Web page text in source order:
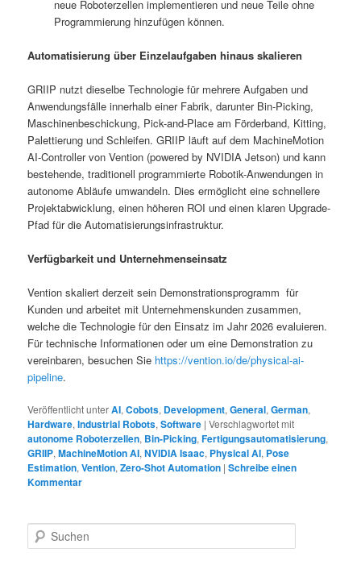
neue Roboterzellen implementieren und neue Teile ohne
Programmierung hinzufügen können.
Automatisierung über Einzelaufgaben hinaus skalieren
GRIIP nutzt dieselbe Technologie für mehrere Aufgaben und
Anwendungsfälle innerhalb einer Fabrik, darunter Bin-Picking,
Maschinenbeschickung, Pick-and-Place am Förderband, Kitting,
Palettierung und Schleifen. GRIIP läuft auf dem MachineMotion
AI-Controller von Vention (powered by NVIDIA Jetson) und kann
bestehende, traditionell programmierte Robotik-Anwendungen in
autonome Abläufe umwandeln. Dies ermöglicht eine schnellere
Projektabwicklung, einen höheren ROI und einen klaren Upgrade-
Pfad für die Automatisierungsinfrastruktur.
Verfügbarkeit und Unternehmenseinsatz
Vention skaliert derzeit sein Demonstrationsprogramm für
Kunden und arbeitet mit Unternehmenskunden zusammen,
welche die Technologie für den Einsatz im Jahr 2026 evaluieren.
Für technische Informationen oder um eine Demonstration zu
vereinbaren, besuchen Sie https://vention.io/de/physical-ai-
pipeline.
Veröffentlicht unterAI,Cobots, Development,General,German,
Hardware,Industrial Robots,Software |Verschlagwortet mit
autonome Roboterzellen, Bin-Picking,Fertigungsautomatisierung,
GRIIP,MachineMotion AI,NVIDIA Isaac, Physical AI, Pose
Estimation,Vention,Zero-Shot Automation |Schreibe einen
Kommentar
u